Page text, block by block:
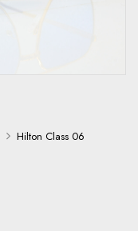
Hilton Class 06